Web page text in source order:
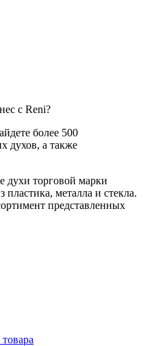
с Reni?
более 500
духов, а также
духи торговой марки
металла и стекла.
представленных